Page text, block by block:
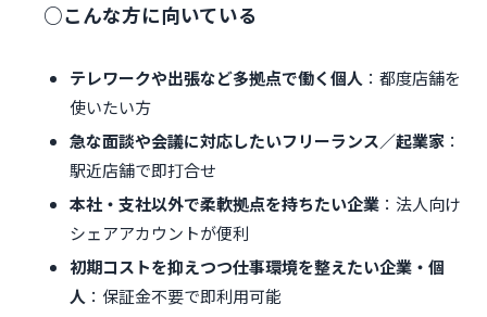
○こんな方に向いている
テレワークや出張など多拠点で働く個人 ：都度店舗を
使いたい方
急な面談や会議に対応したいフリーランス／起業家 ：
駅近店舗で即打合せ
本社・支社以外で柔軟拠点を持ちたい企業 ：法人向け
シェアアカウントが便利
初期コストを抑えつつ仕事環境を整えたい企業・個
人 ：保証金不要で即利用可能